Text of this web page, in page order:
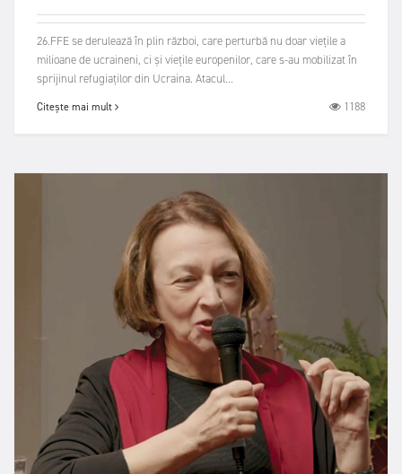
26.FFE se derulează în plin război, care perturbă nu doar viețile a
milioane de ucraineni, ci și viețile europenilor, care s-au mobilizat în
sprijinul refugiaților din Ucraina. Atacul...
Citește mai mult 1188